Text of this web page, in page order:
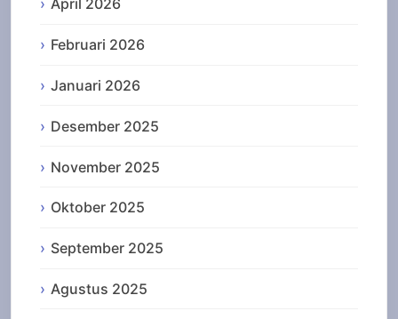
April 2026
Februari 2026
Januari 2026
Desember 2025
November 2025
Oktober 2025
September 2025
Agustus 2025